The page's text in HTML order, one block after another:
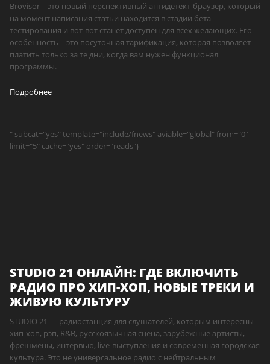
Brovisor – это новый перспективный антидетект-браузер, который
на момент написания статьи находится в стадии бета-
тестирования и вот-вот станет доступен для всех желающих. Его
особенность – это посуточная тарификация, которая позволяет
платить только за те дни, когда вам нужен функционал
программы.
Подробнее
" subcat="yes" template="include/fnews" aviable="global" from="0"
limit="5" cache="yes" order="reads"}
STUDIO 21 ОНЛАЙН: ГДЕ ВКЛЮЧИТЬ
РАДИО ПРО ХИП-ХОП, НОВЫЕ ТРЕКИ И
ЖИВУЮ КУЛЬТУРУ
STUDIO 21 — радиостанция для слушателей, которым интересны
хип-хоп, рэп, R&B, русскоязычная сцена, зарубежные артисты,
фрешмены, интервью, live-выступления и современная городская
культура. Это не универсальное радио с нейтральным